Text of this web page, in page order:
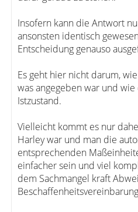
Insofern kann die Antwort
ansonsten identisch
Entscheidung genauso
Es geht hier nicht darum,
was angegeben war und wie
Istzustand.
Vielleicht kommt es nur
Harley war und man die
entsprechenden
einfacher sein und viel
dem Sachmangel kraft